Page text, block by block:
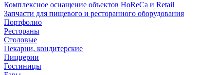
Комплексное оснащение объектов HoReCa и Retail
Запчасти для пищевого и ресторанного оборудования
Портфолио
Рестораны
Столовые
Пекарни, кондитерские
Пиццерии
Гостиницы